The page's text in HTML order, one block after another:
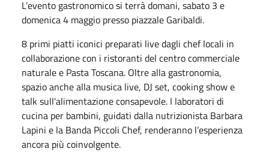
L’evento gastronomico si terrà domani, sabato 3 e
domenica 4 maggio presso piazzale Garibaldi.
8 primi piatti iconici preparati live dagli chef locali in
collaborazione con i ristoranti del centro commerciale
naturale e Pasta Toscana. Oltre alla gastronomia,
spazio anche alla musica live, DJ set, cooking show e
talk sull'alimentazione consapevole. I laboratori di
cucina per bambini, guidati dalla nutrizionista Barbara
Lapini e la Banda Piccoli Chef, renderanno l’esperienza
ancora più coinvolgente.